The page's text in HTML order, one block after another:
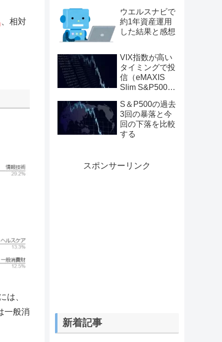
、相対
は、
一般消
ウエルスナビで
約1年資産運用
した結果と感想
VIX指数が高い
タイミングで投
信（eMAXIS
Slim S&P500）
ーマンス的に有
利なのか？を検
証してみた
S＆P500の過去
3回の暴落と今
回の下落を比較
する
スポンサーリンク
新着記事